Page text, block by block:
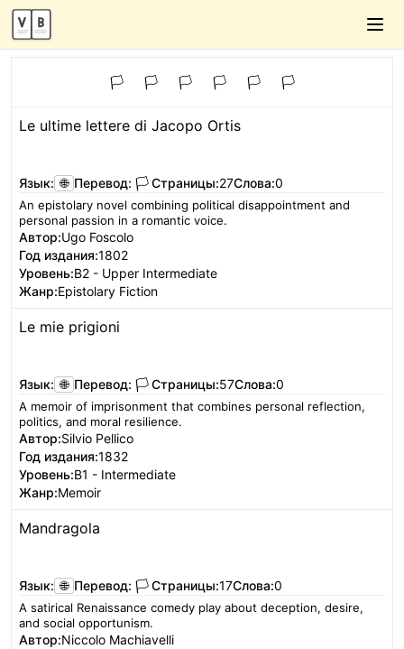
🏳️ 🏳️ 🏳️ 🏳️ 🏳️ 🏳️
Le ultime lettere di Jacopo Ortis
Язык: 🌐 Перевод: 🏳️ Страницы:27Слова:0
An epistolary novel combining political disappointment and
personal passion in a romantic voice.
Автор:Ugo Foscolo
Год издания:1802
Уровень:B2 - Upper Intermediate
Жанр:Epistolary Fiction
Le mie prigioni
Язык: 🌐 Перевод: 🏳️ Страницы:57Слова:0
A memoir of imprisonment that combines personal reflection,
politics, and moral resilience.
Автор:Silvio Pellico
Год издания:1832
Уровень:B1 - Intermediate
Жанр:Memoir
Mandragola
Язык: 🌐 Перевод: 🏳️ Страницы:17Слова:0
A satirical Renaissance comedy play about deception, desire,
and social opportunism.
Автор:Niccolo Machiavelli